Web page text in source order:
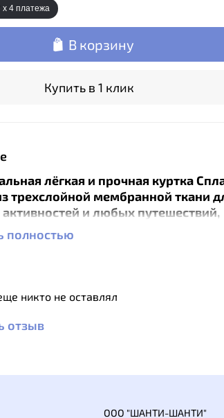
x 4 платежа
В корзину
Купить в 1 клик
лёгкая и прочная куртка
трехслойной мембранной ткани
и любых путешествий,
альпинизма и бега в горах, где
достойные технологичные
версия Куртки женской Сплав
3L.В новой версии изменилась
не эластичная ткань, прочнее (в
полностью
никто не оставлял
отзыв
ООО "ШАНТИ-ШАНТИ"